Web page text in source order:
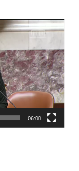
06:00